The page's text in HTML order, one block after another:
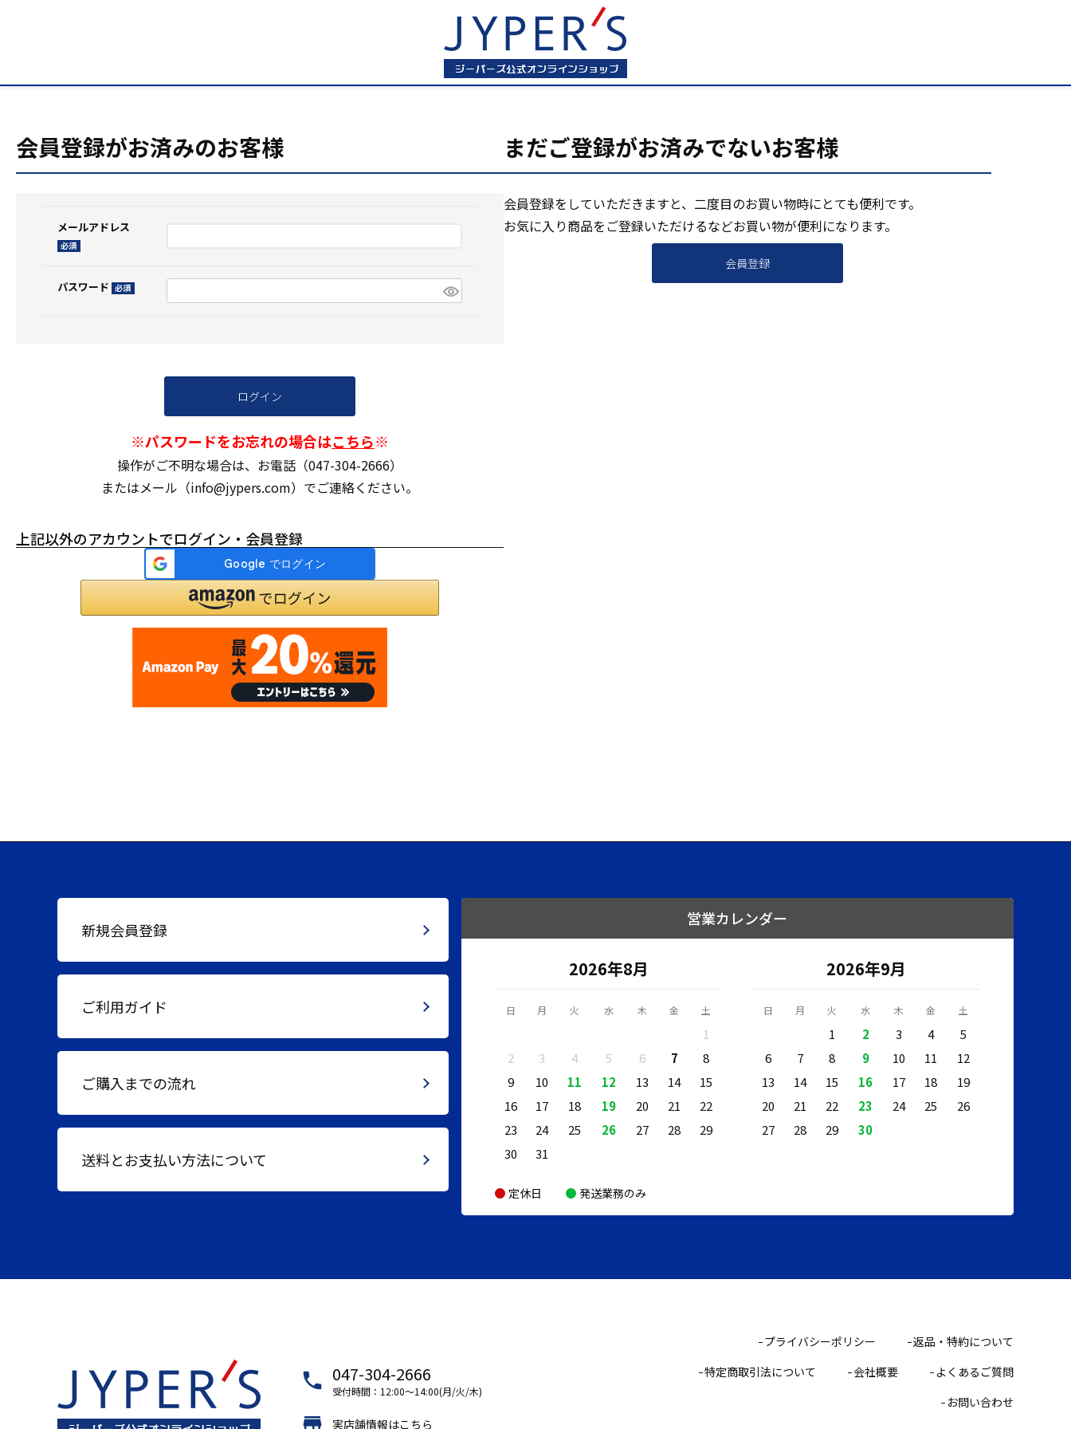
会員登録がお済みのお客様
メールアドレス
パスワード
ログイン
※パスワードをお忘れの場合はこちら※
操作がご不明な場合は、お電話（047-304-2666）
またはメール（info@jypers.com）でご連絡ください。
上記以外のアカウントでログイン・会員登録
まだご登録がお済みでないお客様
会員登録をしていただきますと、二度目のお買い物時にとても便利です。
お気に入り商品をご登録いただけるなどお買い物が便利になります。
会員登録
新規会員登録
ご利用ガイド
ご購入までの流れ
送料とお支払い方法について
営業カレンダー
2026年8月
日 月 火 水 木 金 土
1
2
3 4 5 6 7
8
9
10 11 12 13 14
15
16
17 18 19 20 21
22
23
24 25 26 27 28
29
30
31
2026年9月
日 月 火 水 木 金 土
1 2 3 4
5
6
7 8 9 10 11
12
13
14 15 16 17 18
19
20
21 22 23 24 25
26
27
28 29 30
定休日 発送業務のみ
local_phone 047-304-2666
受付時間：12:00～14:00(月/火/木)
store 実店舗情報はこちら
プライバシーポリシー
返品・特約について
特定商取引法について
会社概要
よくあるご質問
お問い合わせ